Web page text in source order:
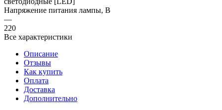
Напряжение питания лампы, В
—
220
Все характеристики
Описание
Отзывы
Как купить
Оплата
Доставка
Дополнительно